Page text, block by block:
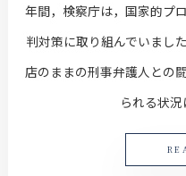
年間，検察庁は，国家的プ
判対策に取り組んでいまし
店のままの刑事弁護人と
られる状